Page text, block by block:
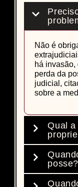
Não é
há
perda da
judicial,
sobre a
Qual
registrado
Posse
posse?